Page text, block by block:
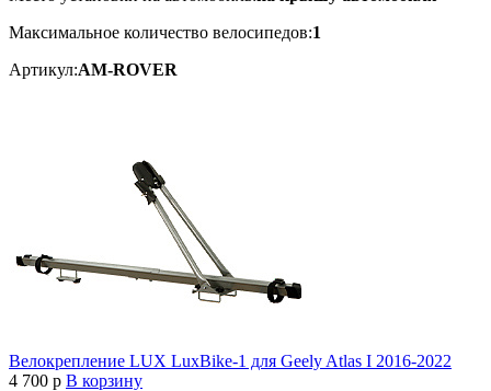
Максимальное количество велосипедов:1
Артикул:AM-ROVER
Велокрепление LUX LuxBike-1 для Geely Atlas I 2016-2022
4 700 p В корзину